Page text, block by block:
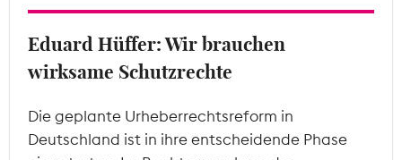
Mitgliederbereich
Eduard Hüffer: Wir brauchen
wirksame Schutzrechte
Die geplante Urheberrechtsreform in
Deutschland ist in ihre entscheidende Phase